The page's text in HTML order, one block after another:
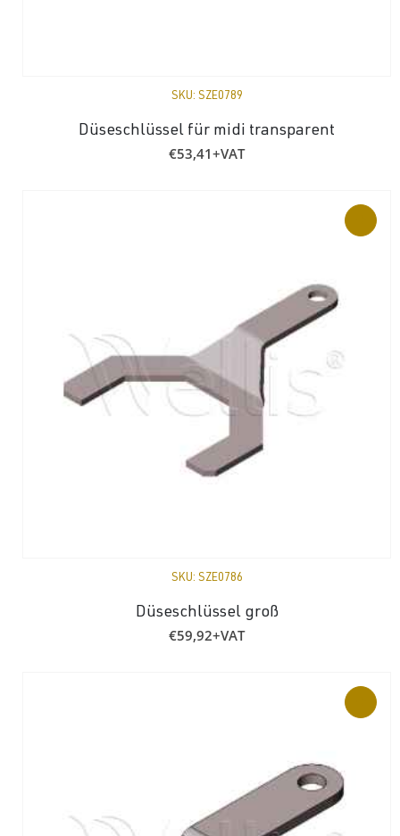
SKU: SZE0789
Düseschlüssel für midi transparent
€53,41+VAT
SKU: SZE0786
Düseschlüssel groß
€59,92+VAT